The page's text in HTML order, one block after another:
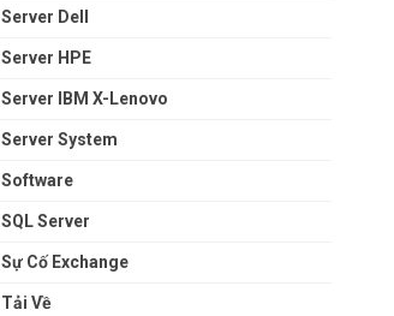
Server Dell
Server HPE
Server IBM X-Lenovo
Server System
Software
SQL Server
Sự Cố Exchange
Tải Về